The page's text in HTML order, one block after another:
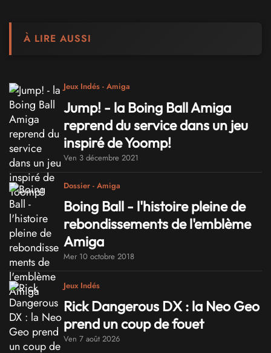
À LIRE AUSSI
Jeux Indés - Amiga
Jump! - la Boing Ball Amiga
reprend du service dans un jeu
inspiré de Yoomp!
Ven 3 décembre 2021
Dossier - Amiga
Boing Ball - l'histoire pleine de
rebondissements de l'emblème
Amiga
Mer 10 octobre 2018
Jeux Indés
Rick Dangerous DX : la Neo Geo
prend un coup de fouet
Ven 7 août 2026